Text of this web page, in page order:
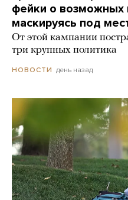
фейки о возможных
маскируясь под
От этой кампании
три крупных политика
НОВОСТИ день назад